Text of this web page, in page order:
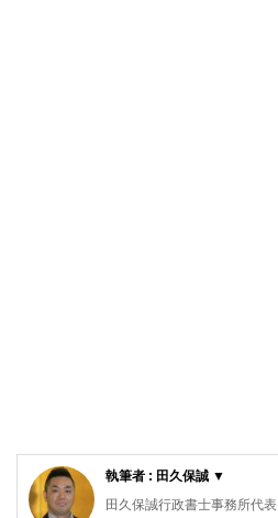
執筆者 : 田久保誠 ▼
田久保誠行政書士事務所代表